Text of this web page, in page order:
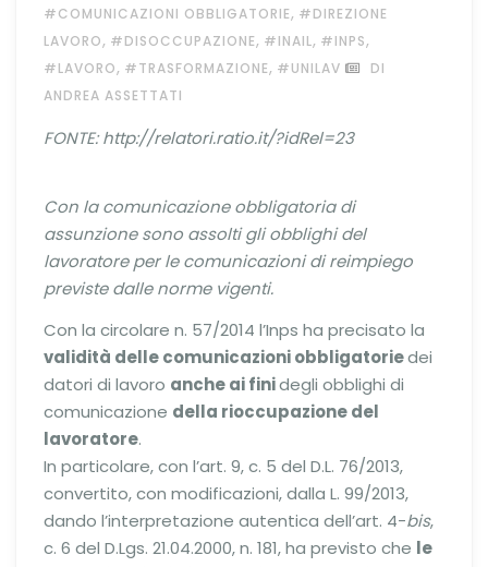
#COMUNICAZIONI OBBLIGATORIE, #DIREZIONE
LAVORO, #DISOCCUPAZIONE, #INAIL, #INPS,
#LAVORO, #TRASFORMAZIONE, #UNILAV
DI
ANDREA ASSETTATI
FONTE: http://relatori.ratio.it/?idRel=23
Con la comunicazione obbligatoria di
assunzione sono assolti gli obblighi del
lavoratore per le comunicazioni di reimpiego
previste dalle norme vigenti.
Con la circolare n. 57/2014 l’Inps ha precisato la
validità delle comunicazioni obbligatoriedei
datori di lavoro anche ai finidegli obblighi di
comunicazione della rioccupazione del
lavoratore.
In particolare, con l’art. 9, c. 5 del D.L. 76/2013,
convertito, con modificazioni, dalla L. 99/2013,
dando l’interpretazione autentica dell’art. 4-bis,
c. 6 del D.Lgs. 21.04.2000, n. 181, ha previsto che le